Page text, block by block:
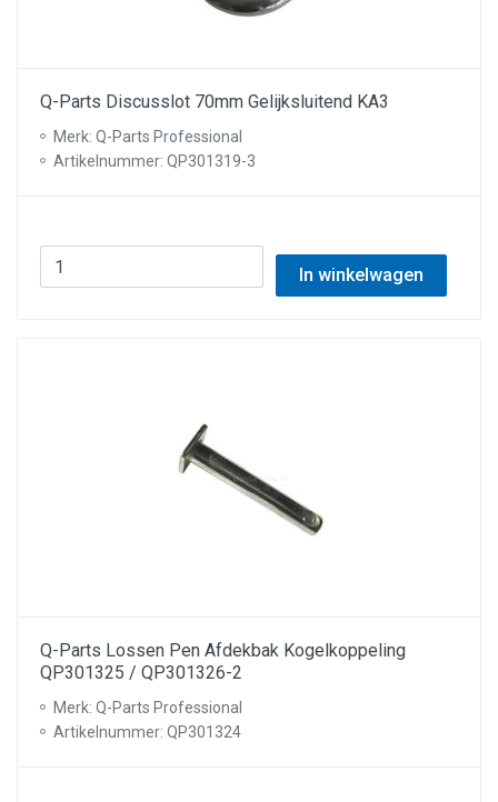
Q-Parts Discusslot 70mm Gelijksluitend KA3
Merk: Q-Parts Professional
Artikelnummer: QP301319-3
In winkelwagen
Q-Parts Lossen Pen Afdekbak Kogelkoppeling
QP301325 / QP301326-2
Merk: Q-Parts Professional
Artikelnummer: QP301324